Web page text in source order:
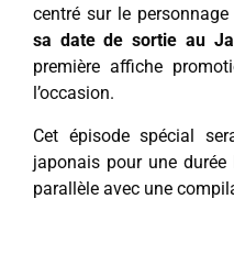
centré sur le
sa date de sortie au
première affiche
l’occasion.
Cet épisode spécial
japonais pour une
parallèle avec une